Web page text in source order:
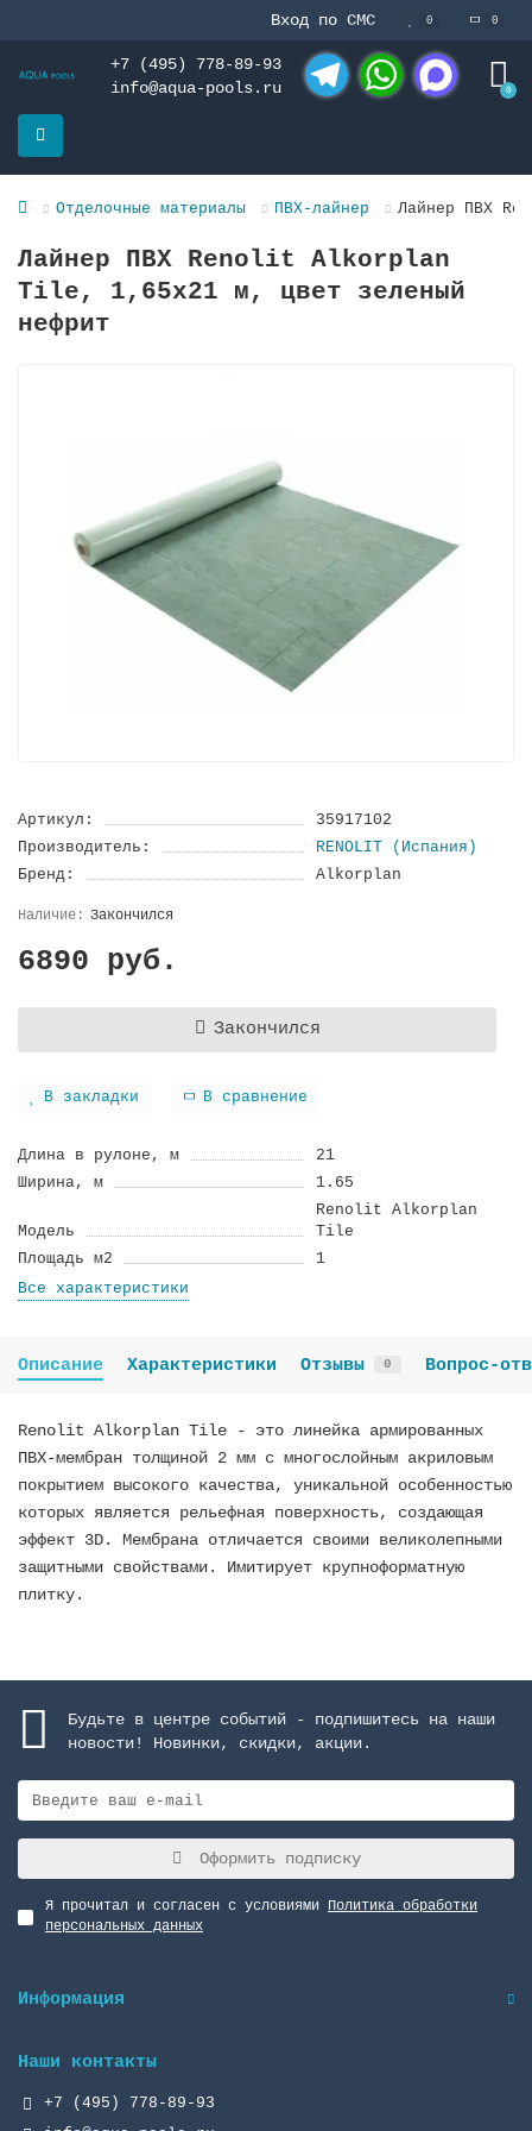
Вход по СМС 0 0
+7 (495) 778-89-93
info@aqua-pools.ru
0
Отделочные материалы ПВХ-лайнер Лайнер ПВХ
Лайнер ПВХ Renolit Alkorplan
Tile, 1,65х21 м, цвет зеленый
нефрит
Артикул:
35917102
Производитель:
RENOLIT (Испания)
Бренд:
Alkorplan
Закончился
6890 руб.
Закончился
В закладки В сравнение
Длина в рулоне, м
21
Ширина, м
1.65
Модель
Renolit Alkorplan
Tile
Площадь м2
1
Все характеристики
Описание Характеристики Отзывы 0 Вопрос-
Renolit Alkorplan Tile - это линейка армированных
ПВХ-мембран толщиной 2 мм с многослойным акриловым
покрытием высокого качества, уникальной особенностью
которых является рельефная поверхность, создающая
эффект 3D. Мембрана отличается своими великолепными
защитными свойствами. Имитирует крупноформатную
плитку.
Будьте в центре событий - подпишитесь на наши
новости! Новинки, скидки, акции.
Оформить подписку
Я прочитал и согласен с условиями Политика обработки
персональных данных
Информация
Наши контакты
+7 (495) 778-89-93